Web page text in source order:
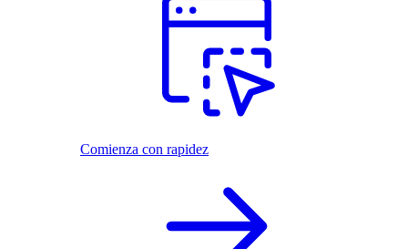
Comienza con rapidez